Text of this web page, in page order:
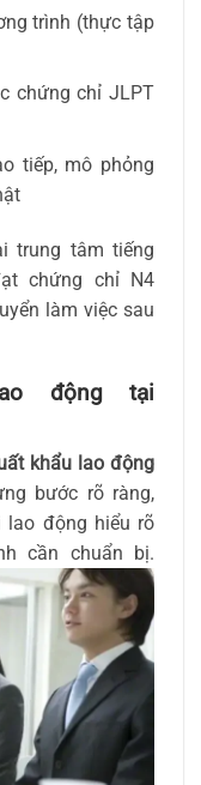
trình (thực tập
chứng chỉ JLPT
tiếp, mô phỏng
trung tâm tiếng
chứng chỉ N4
làm việc sau
động tại
khẩu lao động
bước rõ ràng,
lao động hiểu rõ
cần chuẩn bị.